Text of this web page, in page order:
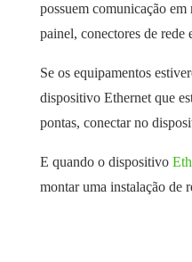
possuem comunicação
painel, conectores de rede
Se os equipamentos
dispositivo Ethernet que
pontas, conectar no
E quando o dispositivo
montar uma instalação de